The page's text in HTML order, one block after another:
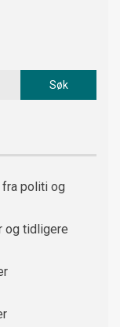
fra politi og
og tidligere